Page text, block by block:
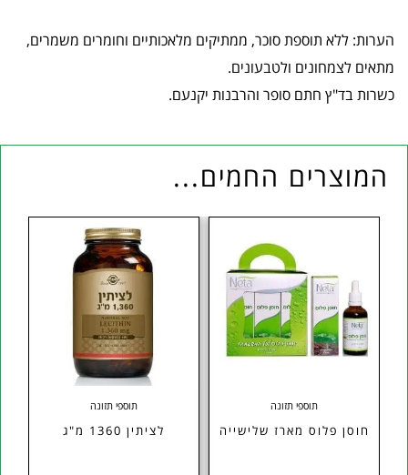
הערות: ללא תוספת סוכר, ממתיקים מלאכותיים וחומרים משמרים,
מתאים לצמחונים ולטבעונים.
כשרות בד"ץ חתם סופר והרבנות יקנעם.
המוצרים החמים...
תוספי תזונה
חוסן פלוס מארז שלישייה
תוספי תזונה
לציתין 1360 מ"ג